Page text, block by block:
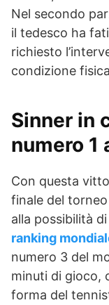
Nel secondo
il tedesco ha
richiesto
condizione
Sinner in
numero 1
Con questa
finale del
alla possibilità di
ranking
numero 3 del
minuti di gioco,
forma del